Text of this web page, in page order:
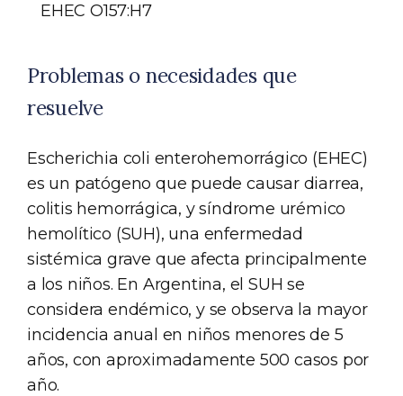
EHEC O157:H7
Problemas o necesidades que
resuelve
Escherichia coli enterohemorrágico (EHEC)
es un patógeno que puede causar diarrea,
colitis hemorrágica, y síndrome urémico
hemolítico (SUH), una enfermedad
sistémica grave que afecta principalmente
a los niños. En Argentina, el SUH se
considera endémico, y se observa la mayor
incidencia anual en niños menores de 5
años, con aproximadamente 500 casos por
año.